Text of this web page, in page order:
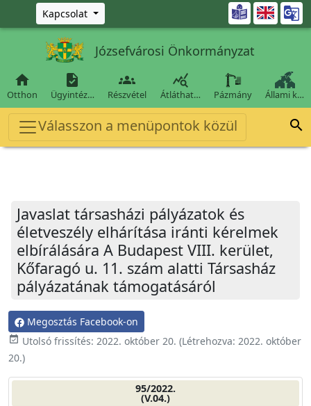
Ugrás a fő tartalomra
Kapcsolat 
Józsefvárosi Önkormányzat

Otthon

Ügyintéz…

Részvétel

Átláthat… Pázmány Állami k…
Válasszon a menüpontok közül 
Javaslat társasházi pályázatok és
életveszély elhárítása iránti kérelmek
elbírálására A Budapest VIII. kerület,
Kőfaragó u. 11. szám alatti Társasház
pályázatának támogatásáról
Megosztás Facebook-on
event_available Utolsó frissítés: 2022. október 20. (Létrehozva: 2022. október
20.)
95/2022.
(V.04.)